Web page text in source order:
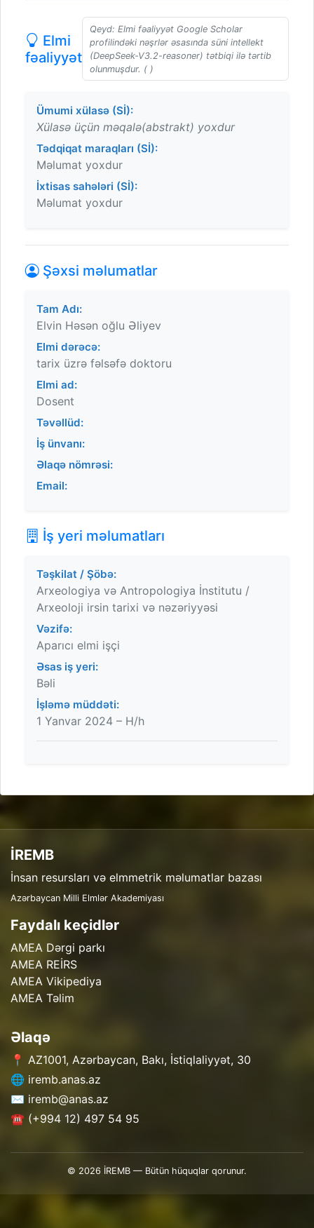
Elmi
fəaliyyət
Qeyd: Elmi fəaliyyət Google Scholar
profilindəki nəşrlər əsasında süni intellekt
(DeepSeek-V3.2-reasoner) tətbiqi ilə tərtib
olunmuşdur. ( )
Ümumi xülasə (Sİ):
Xülasə üçün məqalə(abstrakt) yoxdur
Tədqiqat maraqları (Sİ):
Məlumat yoxdur
İxtisas sahələri (Sİ):
Məlumat yoxdur
Şəxsi məlumatlar
Tam Adı:
Elvin Həsən oğlu Əliyev
Elmi dərəcə:
tarix üzrə fəlsəfə doktoru
Elmi ad:
Dosent
Təvəllüd:
İş ünvanı:
Əlaqə nömrəsi:
Email:
İş yeri məlumatları
Təşkilat / Şöbə:
Arxeologiya və Antropologiya İnstitutu /
Arxeoloji irsin tarixi və nəzəriyyəsi
Vəzifə:
Aparıcı elmi işçi
Əsas iş yeri:
Bəli
İşləmə müddəti:
1 Yanvar 2024 – H/h
İREMB
İnsan resursları və elmmetrik məlumatlar bazası
Azərbaycan Milli Elmlər Akademiyası
Faydalı keçidlər
AMEA Dərgi parkı
AMEA REİRS
AMEA Vikipediya
AMEA Təlim
Əlaqə
📍 AZ1001, Azərbaycan, Bakı, İstiqlaliyyət, 30
🌐 iremb.anas.az
✉️ iremb@anas.az
☎️ (+994 12) 497 54 95
© 2026 İREMB — Bütün hüquqlar qorunur.